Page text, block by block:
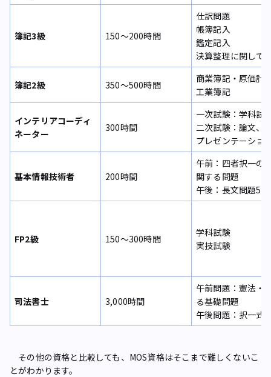
簿記3級 150〜200時間
仕訳問題
帳簿記入
鑑定記入
決算整理に関して
簿記2級 350〜500時間
商業簿記・原価計
工業簿記
インテリアコーディ
ネーター
300時間
一次試験：学科試
二次試験：論文、
プレゼンテーショ
基本情報技術者 200時間
午前：四者択一の
関する問題
午後：長文問題5問
FP2級 150〜300時間
学科試験
実技試験
司法書士 3,000時間
午前問題：憲法・
る基礎問題
午後問題：択一式
その他の資格と比較しても、MOS資格はそこまで難しくないこ
とがわかります。